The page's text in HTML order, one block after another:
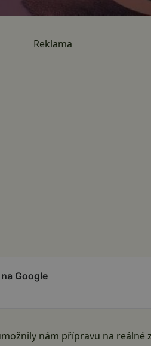
Reklama
Google
nám přípravu na reálné